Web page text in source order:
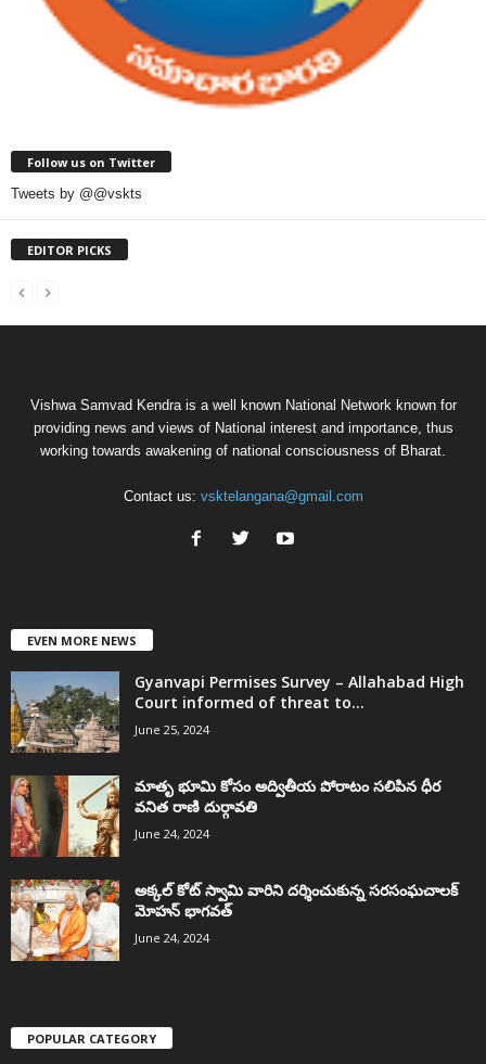
Follow us on Twitter
Tweets by @@vskts
EDITOR PICKS
Vishwa Samvad Kendra is a well known National Network known for
providing news and views of National interest and importance, thus
working towards awakening of national consciousness of Bharat.
Contact us: vsktelangana@gmail.com
EVEN MORE NEWS
Gyanvapi Permises Survey – Allahabad High
Court informed of threat to...
June 25, 2024
మాతృ భూమి కోసం అద్వితీయ పోరాటం సలిపిన ధీర
వనిత రాణి దుర్గావతి
June 24, 2024
అక్కల్‌ కోట్‌ స్వామి వారిని దర్శించుకున్న సరసంఘచాలక్
మోహన్ భాగవత్
June 24, 2024
POPULAR CATEGORY